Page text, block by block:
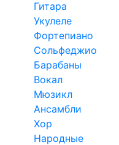
Гитара
Укулеле
Фортепиано
Сольфеджио
Барабаны
Вокал
Мюзикл
Ансамбли
Хор
Народные